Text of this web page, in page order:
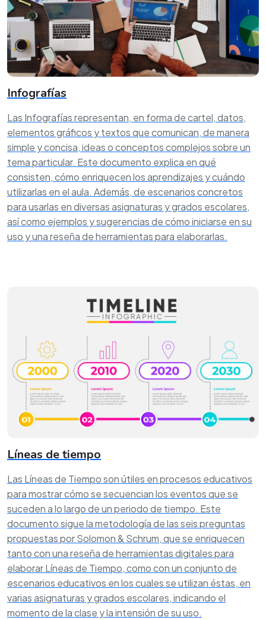
Infografías
Las Infografías representan, en forma de cartel, datos,
elementos gráficos y textos que comunican, de manera
simple y concisa, ideas o conceptos complejos sobre un
tema particular. Este documento explica en qué
consisten, cómo enriquecen los aprendizajes y cuándo
utilizarlas en el aula. Además, de escenarios concretos
para usarlas en diversas asignaturas y grados escolares,
así como ejemplos y sugerencias de cómo iniciarse en su
uso y una reseña de herramientas para elaborarlas.
Líneas de tiempo
Las Líneas de Tiempo son útiles en procesos educativos
para mostrar cómo se secuencian los eventos que se
suceden a lo largo de un periodo de tiempo. Este
documento sigue la metodología de las seis preguntas
propuestas por Solomon & Schrum, que se enriquecen
tanto con una reseña de herramientas digitales para
elaborar Líneas de Tiempo, como con un conjunto de
escenarios educativos en los cuales se utilizan éstas, en
varias asignaturas y grados escolares, indicando el
momento de la clase y la intensión de su uso.